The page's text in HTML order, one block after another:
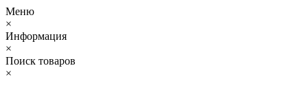
Меню
×
Информация
×
Поиск товаров
×